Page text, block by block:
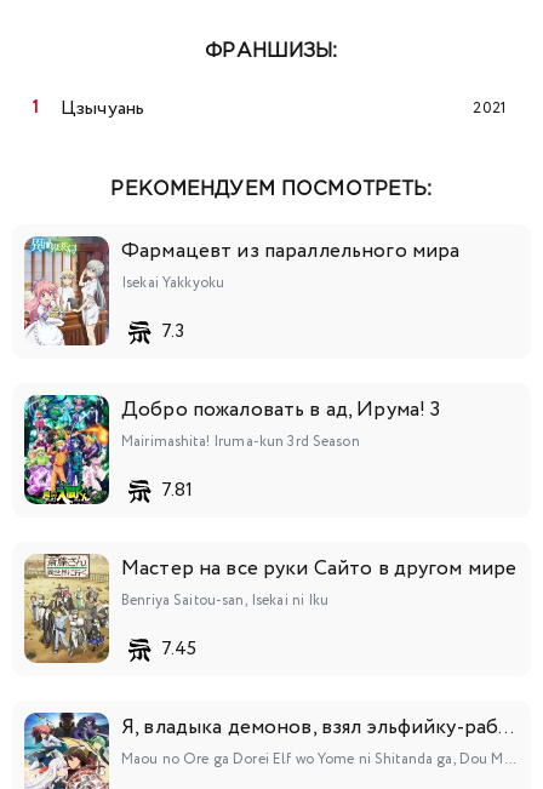
ФРАНШИЗЫ:
Цзычуань 2021
РЕКОМЕНДУЕМ ПОСМОТРЕТЬ:
Фармацевт из параллельного мира
Isekai Yakkyoku
7.3
Добро пожаловать в ад, Ирума! 3
Mairimashita! Iruma-kun 3rd Season
7.81
Мастер на все руки Сайто в другом мире
Benriya Saitou-san, Isekai ni Iku
7.45
Я, владыка демонов, взял эльфийку-рабыню в жёны. И как же мне её любить?
Maou no Ore ga Dorei Elf wo Yome ni Shitanda ga, Dou Medereba Ii?